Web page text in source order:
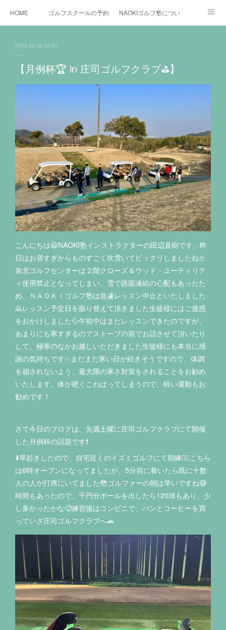
HOME ゴルフスクールの予約状況NAOKIゴルフ塾について
インスタグラム X
2025.02.06 00:55
【月例杯🏆 in 庄司ゴルフクラブ⛳️】
こんにちは😃NAOKI塾インストラクターの田辺直樹です。昨
日はお昼すぎからものすごく吹雪いてビックリしましたね⛄
泉北ゴルフセンターは２階クローズ＆ウッド・ユーティリテ
ィ使用禁止となってしまい、雪で路面凍結の心配もあったた
め、ＮＡＯＫＩゴルフ塾は急遽レッスン中止といたしました
🙇レッスン予定日を振り替えて頂きました生徒様にはご迷惑
をおかけしました💦午前中はまだレッスンできたのですが、
あまりにも寒すぎるのでストーブの前でお話させて頂いたり
して、極寒のなかお越しいただきました生徒様にも本当に感
謝の気持ちです✨まだまだ寒い日が続きそうですので、体調
を崩されないよう、最大限の寒さ対策をされることをお勧め
いたします。体が硬くこわばってしまうので、軽い運動もお
勧めです！
さて今日のブログは、先週土曜に庄司ゴルフクラブにて開催
した月例杯の話題です❗️
⬇️早起きしたので、自宅近くのイズミゴルフにて朝練🏌️‍♂️こちら
は6時オープンになってましたが、5分前に着いたら既に十数
人の人が打席にいてました😳ゴルファーの朝は早いですね😅
時間もあったので、千円分ボールを出したら120球もあり、少
し多かったかな🥵練習後はコンビニで、パンとコーヒーを買
っていざ庄司ゴルフクラブへ🚗